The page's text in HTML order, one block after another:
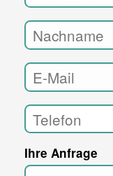
Ihre Anfrage